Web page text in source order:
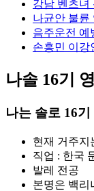
강남 벤츠녀
나균안 불륜
음주운전 예
손흥민 이강
나솔 16기
나는 솔로 16
현재 거주지
직업 : 한국
발레 전공
본명은 백리